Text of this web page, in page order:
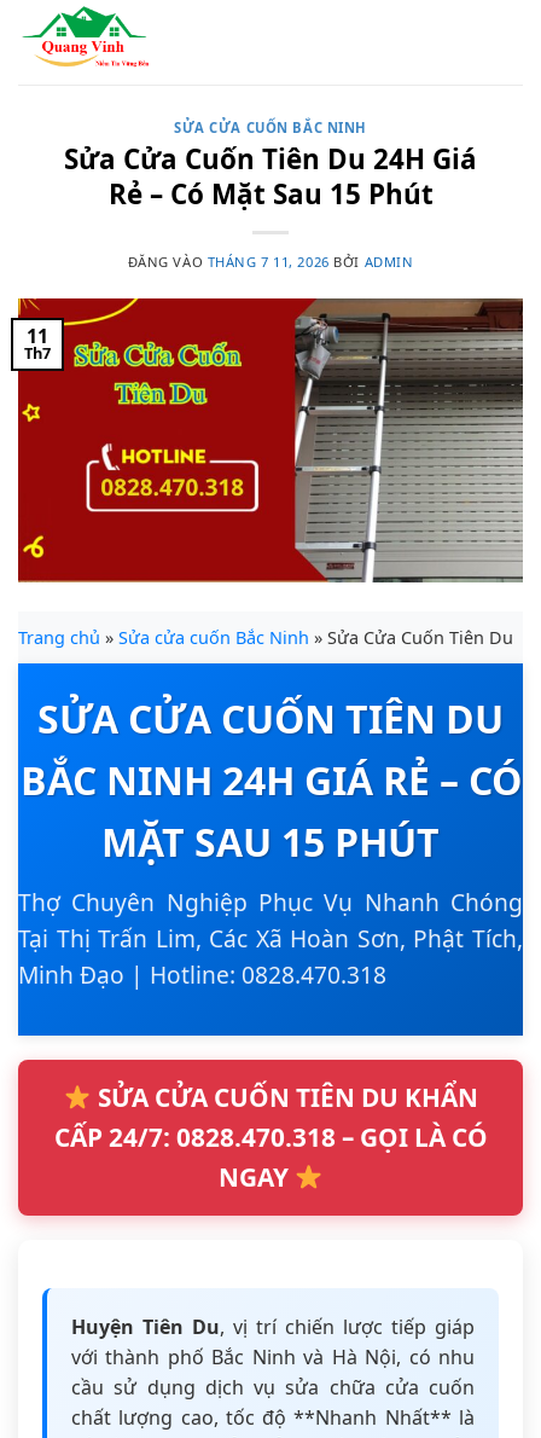
qua
SỬA CỬA CUỐN BẮC NINH
Sửa Cửa Cuốn Tiên Du 24H Giá
Rẻ – Có Mặt Sau 15 Phút
ĐĂNG VÀO THÁNG 7 11, 2026 BỞI ADMIN
11
Th7
Trang chủ » Sửa cửa cuốn Bắc Ninh » Sửa Cửa Cuốn Tiên Du
SỬA CỬA CUỐN TIÊN DU
BẮC NINH 24H GIÁ RẺ – CÓ
MẶT SAU 15 PHÚT
Thợ Chuyên Nghiệp Phục Vụ Nhanh Chóng
Tại Thị Trấn Lim, Các Xã Hoàn Sơn, Phật Tích,
Minh Đạo | Hotline: 0828.470.318
SỬA CỬA CUỐN TIÊN DU KHẨN
CẤP 24/7: 0828.470.318 – GỌI LÀ CÓ
NGAY
Huyện Tiên Du, vị trí chiến lược tiếp giáp
với thành phố Bắc Ninh và Hà Nội, có nhu
cầu sử dụng dịch vụ sửa chữa cửa cuốn
chất lượng cao, tốc độ **Nhanh Nhất** là